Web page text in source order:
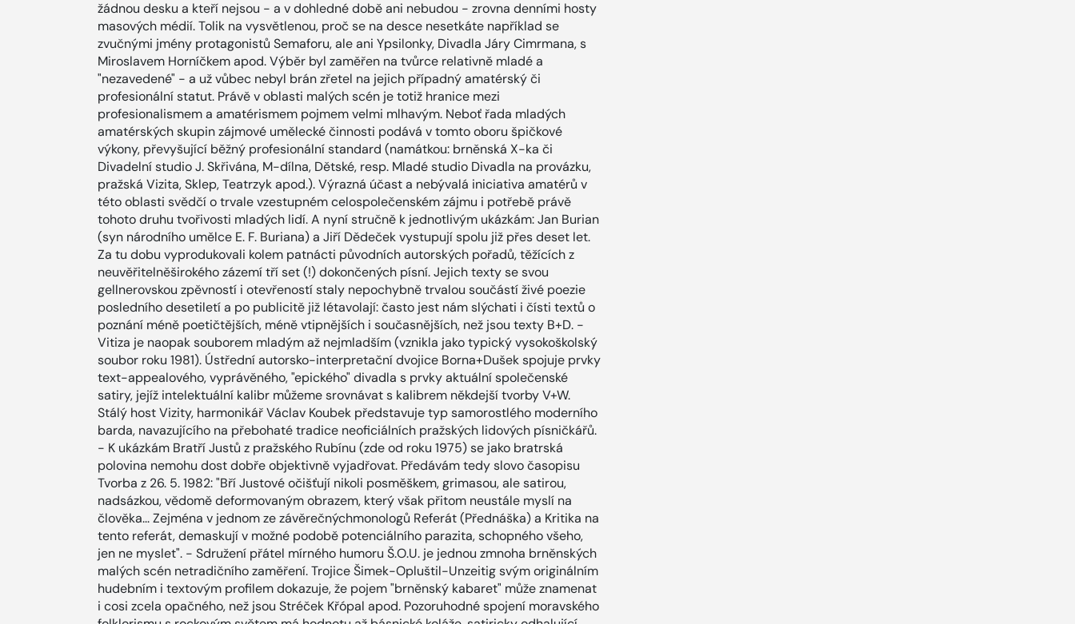
žádnou desku a kteří nejsou - a v dohledné době ani nebudou - zrovna denními hosty
masových médií. Tolik na vysvětlenou, proč se na desce nesetkáte například se
zvučnými jmény protagonistů Semaforu, ale ani Ypsilonky, Divadla Járy Cimrmana, s
Miroslavem Horníčkem apod. Výběr byl zaměřen na tvůrce relativně mladé a
"nezavedené" - a už vůbec nebyl brán zřetel na jejich případný amatérský či
profesionální statut. Právě v oblasti malých scén je totiž hranice mezi
profesionalismem a amatérismem pojmem velmi mlhavým. Neboť řada mladých
amatérských skupin zájmové umělecké činnosti podává v tomto oboru špičkové
výkony, převyšující běžný profesionální standard (namátkou: brněnská X-ka či
Divadelní studio J. Skřivána, M-dílna, Dětské, resp. Mladé studio Divadla na provázku,
pražská Vizita, Sklep, Teatrzyk apod.). Výrazná účast a nebývalá iniciativa amatérů v
této oblasti svědčí o trvale vzestupném celospolečenském zájmu i potřebě právě
tohoto druhu tvořivosti mladých lidí. A nyní stručně k jednotlivým ukázkám: Jan Burian
(syn národního umělce E. F. Buriana) a Jiří Dědeček vystupují spolu již přes deset let.
Za tu dobu vyprodukovali kolem patnácti původních autorských pořadů, těžících z
neuvěřitelněširokého zázemí tří set (!) dokončených písní. Jejich texty se svou
gellnerovskou zpěvností i otevřeností staly nepochybně trvalou součástí živé poezie
posledního desetiletí a po publicitě již létavolají: často jest nám slýchati i čísti textů o
poznání méně poetičtějších, méně vtipnějších i současnějších, než jsou texty B+D. -
Vitiza je naopak souborem mladým až nejmladším (vznikla jako typický vysokoškolský
soubor roku 1981). Ústřední autorsko-interpretační dvojice Borna+Dušek spojuje prvky
text-appealového, vyprávěného, "epického" divadla s prvky aktuální společenské
satiry, jejíž intelektuální kalibr můžeme srovnávat s kalibrem někdejší tvorby V+W.
Stálý host Vizity, harmonikář Václav Koubek představuje typ samorostlého moderního
barda, navazujícího na přebohaté tradice neoficiálních pražských lidových písničkářů.
- K ukázkám Bratří Justů z pražského Rubínu (zde od roku 1975) se jako bratrská
polovina nemohu dost dobře objektivně vyjadřovat. Předávám tedy slovo časopisu
Tvorba z 26. 5. 1982: "Bří Justové očišťují nikoli posměškem, grimasou, ale satirou,
nadsázkou, vědomě deformovaným obrazem, který však přitom neustále myslí na
člověka... Zejména v jednom ze závěrečnýchmonologů Referát (Přednáška) a Kritika na
tento referát, demaskují v možné podobě potenciálního parazita, schopného všeho,
jen ne myslet". - Sdružení přátel mírného humoru Š.O.U. je jednou zmnoha brněnských
malých scén netradičního zaměření. Trojice Šimek-Opluštil-Unzeitig svým originálním
hudebním i textovým profilem dokazuje, že pojem "brněnský kabaret" může znamenat
i cosi zcela opačného, než jsou Stréček Křópal apod. Pozoruhodné spojení moravského